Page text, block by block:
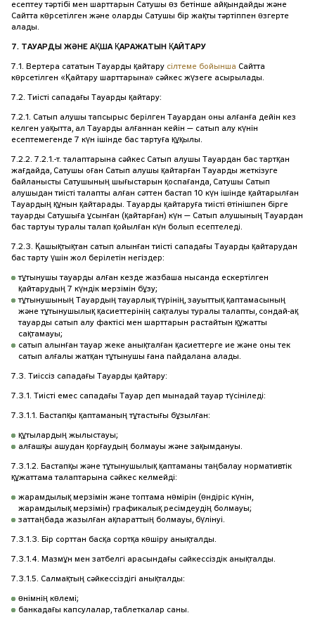
есептеу тәртібі мен шарттарын Сатушы өз бетінше айқындайды және
Сайтта көрсетілген және оларды Сатушы бір жақты тәртіппен өзгерте
алады.
7. ТАУАРДЫ ЖӘНЕ АҚША ҚАРАЖАТЫН ҚАЙТАРУ
7.1. Вертера сататын Тауарды қайтару сілтеме бойынша Сайтта
көрсетілген «Қайтару шарттарына» сәйкес жүзеге асырылады.
7.2. Тиісті сападағы Тауарды қайтару:
7.2.1. Сатып алушы тапсырыс берілген Тауардан оны алғанға дейін кез
келген уақытта, ал Тауарды алғаннан кейін — сатып алу күнін
есептемегенде 7 күн ішінде бас тартуға құқылы.
7.2.2. 7.2.1.-т. талаптарына сәйкес Сатып алушы Тауардан бас тартқан
жағдайда, Сатушы оған Сатып алушы қайтарған Тауарды жеткізуге
байланысты Сатушының шығыстарын қоспағанда, Сатушы Сатып
алушыдан тиісті талапты алған сәттен бастап 10 күн ішінде қайтарылған
Тауардың құнын қайтарады. Тауарды қайтаруға тиісті өтінішпен бірге
тауарды Сатушыға ұсынған (қайтарған) күн — Сатып алушының Тауардан
бас тартуы туралы талап қойылған күн болып есептеледі.
7.2.3. Қашықтықтан сатып алынған тиісті сападағы Тауарды қайтарудан
бас тарту үшін жол берілетін негіздер:
тұтынушы тауарды алған кезде жазбаша нысанда ескертілген
қайтарудың 7 күндік мерзімін бұзу;
тұтынушының Тауардың тауарлық түрінің, зауыттық қаптамасының
және тұтынушылық қасиеттерінің сақталуы туралы талапты, сондай-ақ
тауарды сатып алу фактісі мен шарттарын растайтын құжатты
сақтамауы;
сатып алынған тауар жеке анықталған қасиеттерге ие және оны тек
сатып алғалы жатқан тұтынушы ғана пайдалана алады.
7.3. Тиіссіз сападағы Тауарды қайтару:
7.3.1. Тиісті емес сападағы Тауар деп мынадай тауар түсініледі:
7.3.1.1. Бастапқы қаптаманың тұтастығы бұзылған:
құтылардың жылыстауы;
алғашқы ашудан қорғаудың болмауы және зақымдануы.
7.3.1.2. Бастапқы және тұтынушылық қаптаманы таңбалау нормативтік
құжаттама талаптарына сәйкес келмейді:
жарамдылық мерзімін және топтама нөмірін (өндіріс күнін,
жарамдылық мерзімін) графикалық ресімдеудің болмауы;
заттаңбада жазылған ақпараттың болмауы, бүлінуі.
7.3.1.3. Бір сорттан басқа сортқа көшіру анықталды.
7.3.1.4. Мазмұн мен затбелгі арасындағы сәйкессіздік анықталды.
7.3.1.5. Салмақтың сәйкессіздігі анықталды:
өнімнің көлемі;
банкадағы капсулалар, таблеткалар саны.